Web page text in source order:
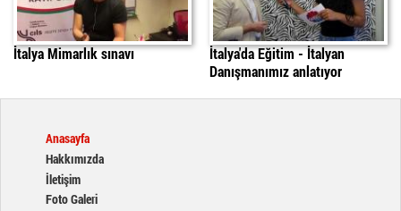
İtalya Mimarlık sınavı
İtalya'da Eğitim - İtalyan
Danışmanımız anlatıyor
Anasayfa
Hakkımızda
İletişim
Foto Galeri